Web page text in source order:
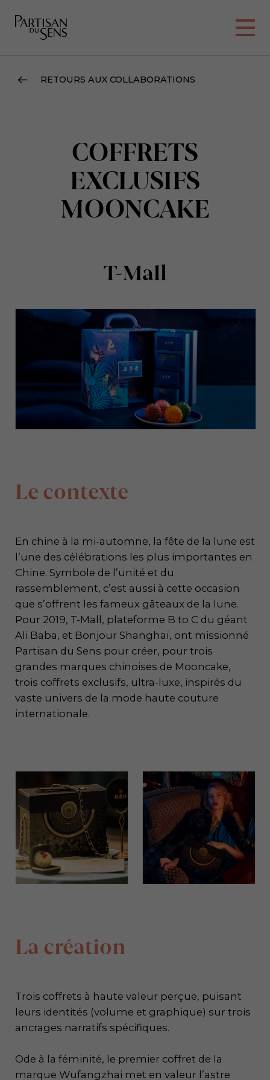
RETOURS AUX COLLABORATIONS
COFFRETS
EXCLUSIFS
MOONCAKE
T-Mall
Le contexte
En chine à la mi-automne, la fête de la lune est
l’une des célébrations les plus importantes en
Chine. Symbole de l’unité et du
rassemblement, c’est aussi à cette occasion
que s’offrent les fameux gâteaux de la lune.
Pour 2019, T-Mall, plateforme B to C du géant
Ali Baba, et Bonjour Shanghaï, ont missionné
Partisan du Sens pour créer, pour trois
grandes marques chinoises de Mooncake,
trois coffrets exclusifs, ultra-luxe, inspirés du
vaste univers de la mode haute couture
internationale.
La création
Trois coffrets à haute valeur perçue, puisant
leurs identités (volume et graphique) sur trois
ancrages narratifs spécifiques.
Ode à la féminité, le premier coffret de la
marque Wufangzhai met en valeur l’astre